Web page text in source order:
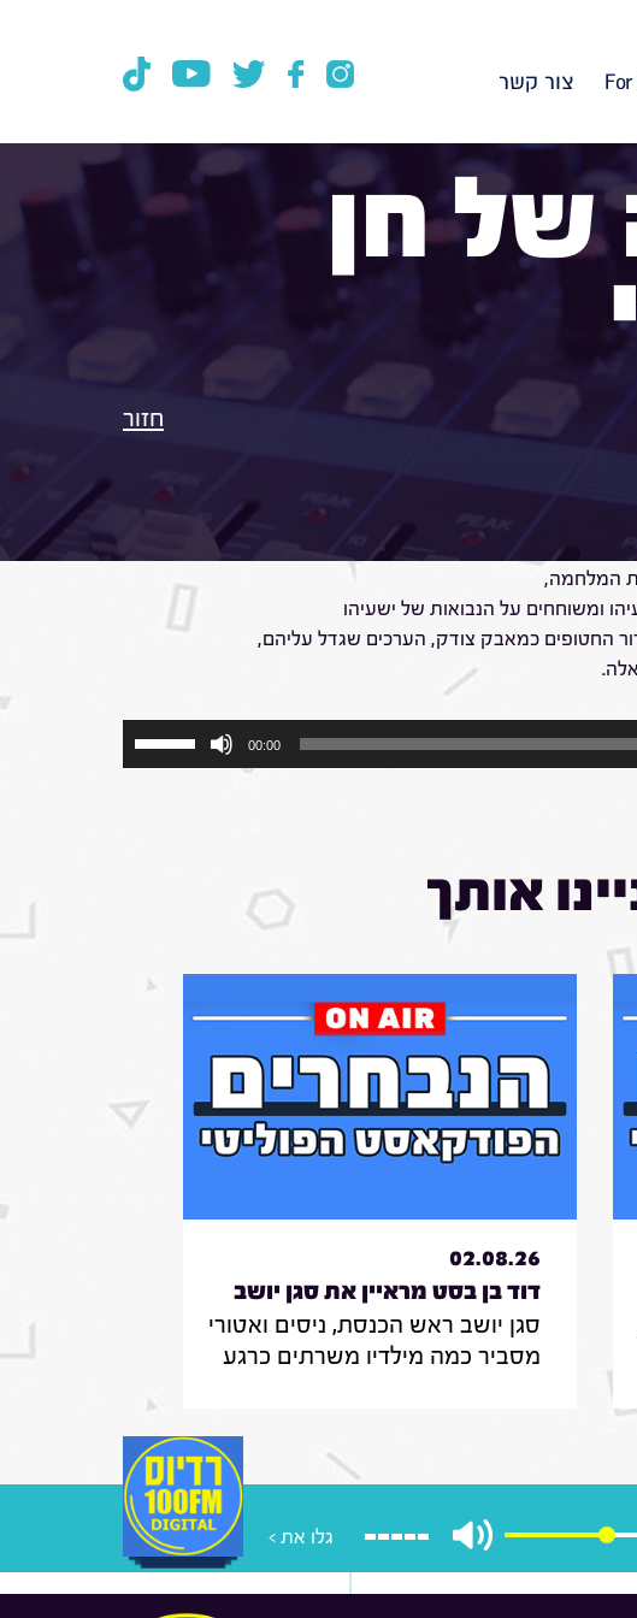
צור קשר
של חן
חזור
המלחמה,
ומשוחחים על הנבואות של ישעיהו
החטופים כמאבק צודק, הערכים שגדל עליהם,
00:00
במקש
אותך
02.08.26
דוד בן בסט מראיין את סגן יושב
ראש הכנסת, ניסים
ואטורי|31.7.26
סגן יושב ראש הכנסת, ניסים ואטורי
מסביר כמה מילדיו משרתים כרגע
חרדים ואיזה שר הוא רוצה להיות
בממשלה הבאה
גלו את >